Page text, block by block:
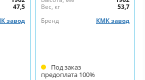
47,5
завод
Вес, кг
53,7
Бренд
КМК завод
Под заказ
предоплата 100%